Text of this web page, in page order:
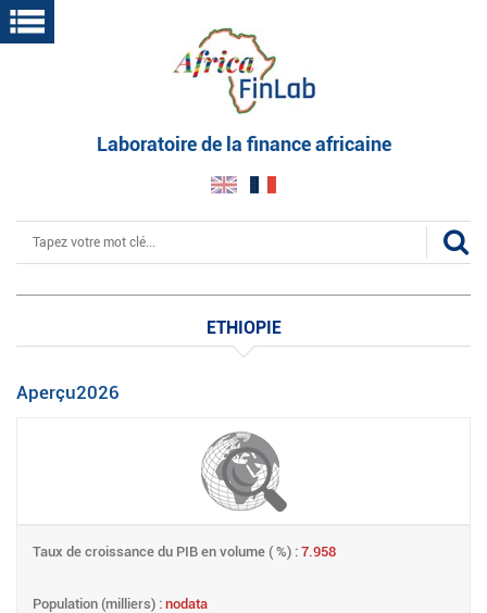
Aller
au
Laboratoire de la finance africaine
Rechercher
ETHIOPIE
Aperçu2026
Taux de croissance du PIB en volume ( %) : 7.958
Population (milliers) : nodata